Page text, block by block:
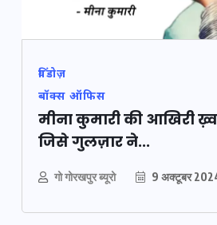
विंडोज़
बॉक्स ऑफिस
मीना कुमारी की आखिरी
जिसे गुलज़ार ने...
गो गोरखपुर ब्यूरो 9 अक्टूबर